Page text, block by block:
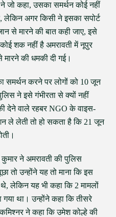
जो कहा, उसका समर्थन कोई नहीं
लेकिन अगर किसी ने इसका सपोर्ट
से मारने की बात कही जाए, इसे
शक नहीं है अमरावती में नूपुर
मारने की धमकी दी गई।
समर्थन करने पर लोगों को 10 जून
ने इसे गंभीरता से क्यों नहीं
देने वाले रहबर NGO के वाइस-
ले लेती तो हो सकता है कि 21 जून
कुमार ने अमरावती की पुलिस
तो उन्होंने यह तो माना कि इस
लेकिन यह भी कहा कि 2 मामलों
था। उन्होंने कहा कि तीसरे
ने कहा कि उमेश कोल्हे की